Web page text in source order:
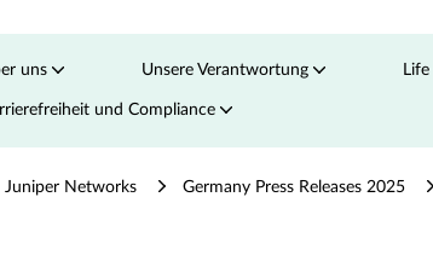
uns Unsere Verantwortung
und Compliance
Juniper Networks Germany Press Releases 2025